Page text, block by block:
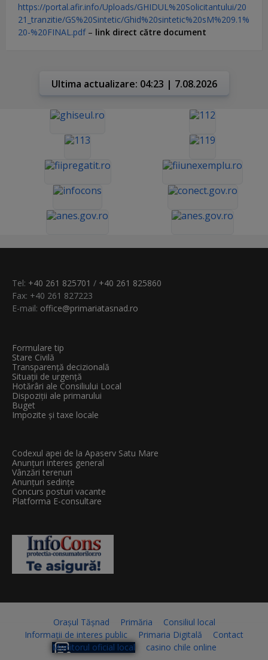
https://portal.afir.info/Uploads/GHIDUL%20Solicitantului/20
21_tranzitie/GS%20Sintetic/Ghid%20sintetic%20sM%209.1%
20-%20FINAL.pdf– link direct către document
Ultima actualizare: 04:23 | 7.08.2026
Tel: +40 261 825701 / +40 261 825860
Fax: +40 261 827223
E-mail: office@primariatasnad.ro
Formulare tip
Stare Civilă
Transparenţă decizională
Situații de urgență
Hotărâri ale Consiliului Local
Dispoziții ale primarului
Buget
Impozite și taxe locale
Codexul apei de la Apaserv Satu Mare
Anunțuri interes general
Vânzări terenuri
Anunțuri sedințe
Concurs posturi vacante
Platforma E-consultare
Orașul Tășnad Primăria
Consiliul local
Informații de interes public
Primaria Digitală
Contact
Monitorul oficial local
casino chile online